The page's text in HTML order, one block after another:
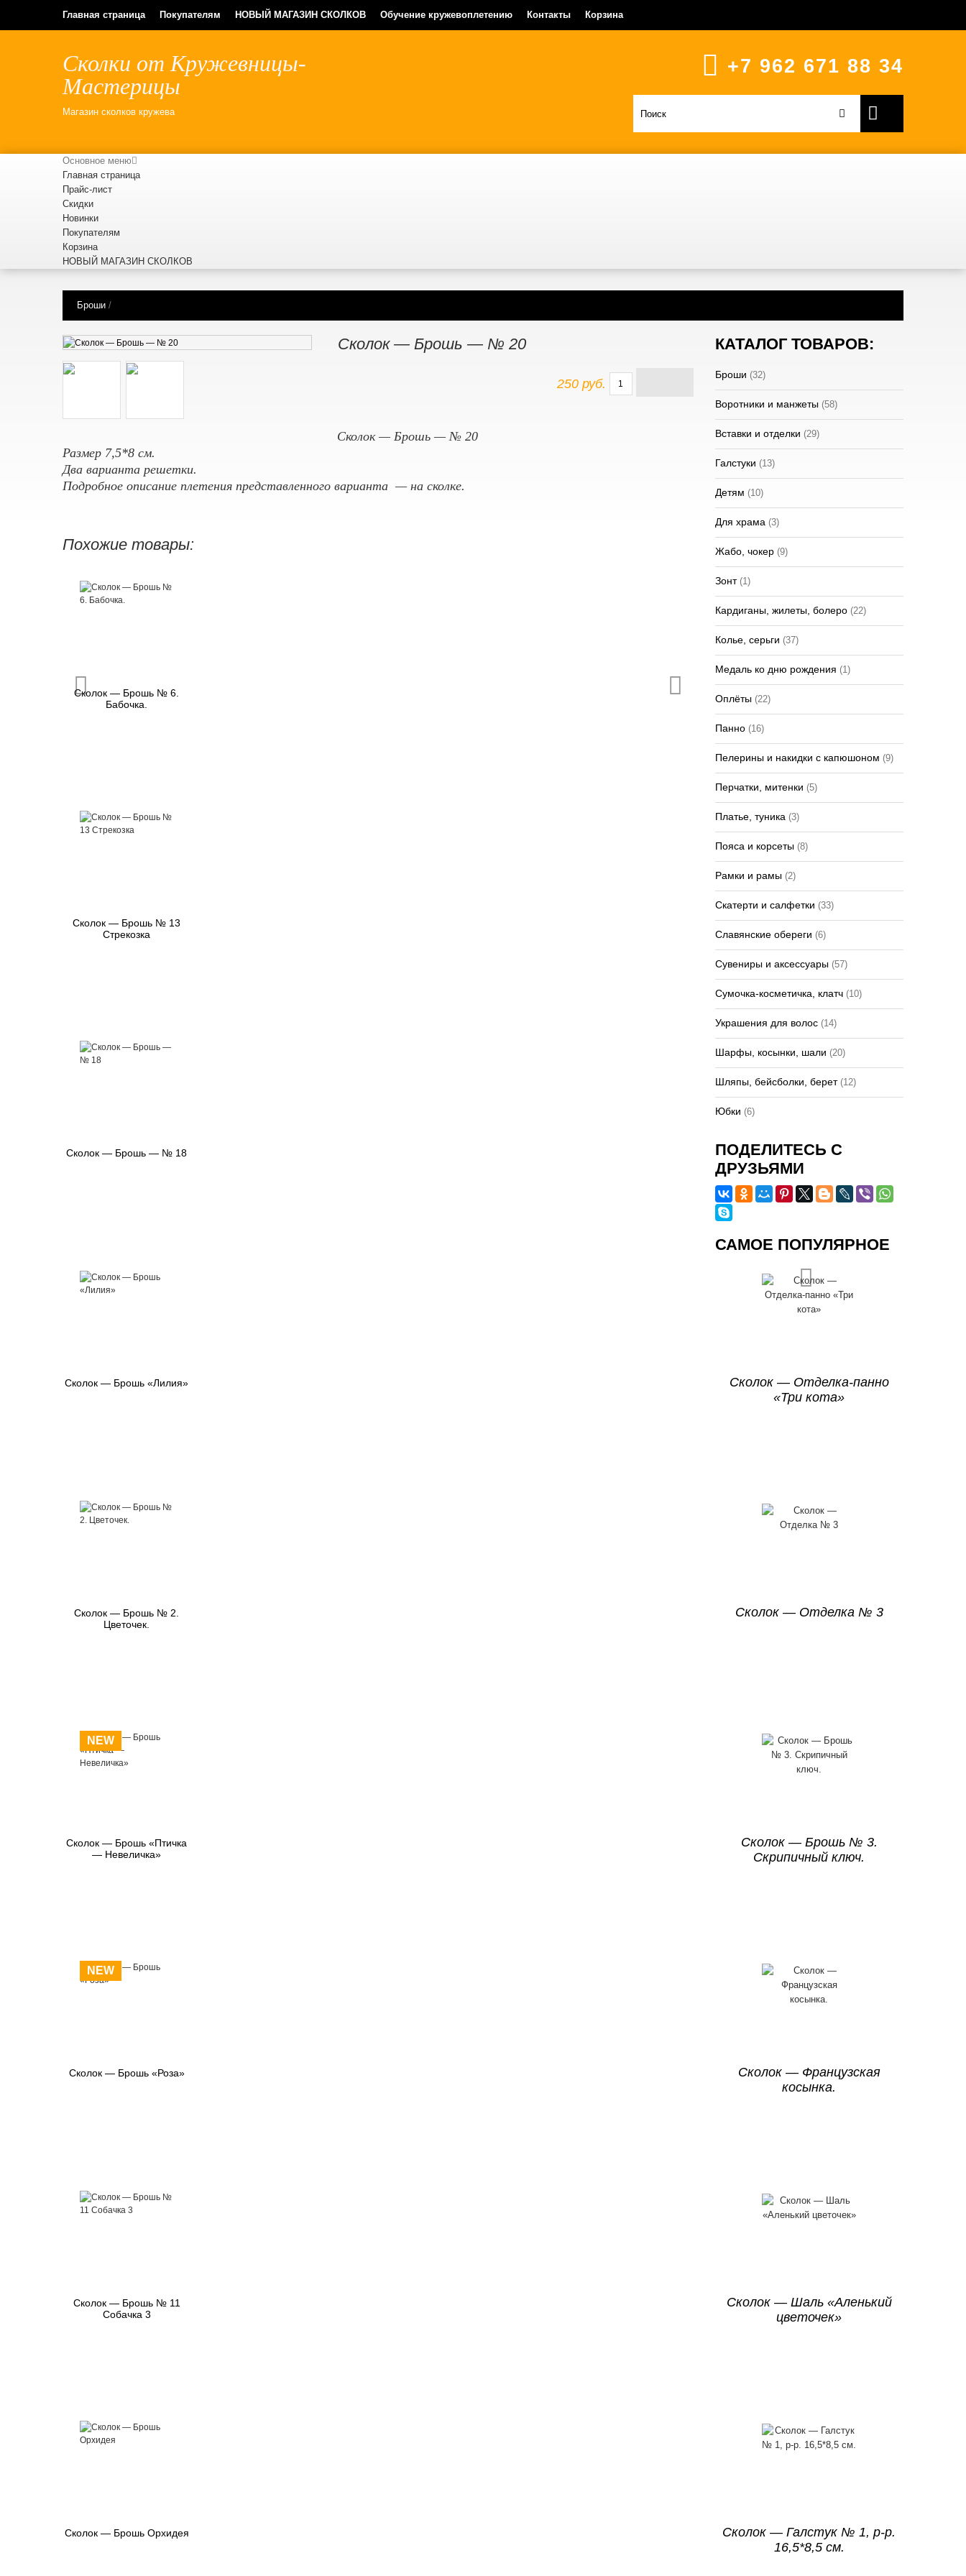
Главная страница Покупателям НОВЫЙ МАГАЗИН СКОЛКОВ Обучение кружевоплетению Контакты Корзина
Сколки от Кружевницы-
Мастерицы
Магазин сколков кружева
+7 962 671 88 34
Основное меню
Главная страница
Прайс-лист
Скидки
Новинки
Покупателям
Корзина
НОВЫЙ МАГАЗИН СКОЛКОВ
Броши /
Сколок — Брошь — № 20
250 руб.
Сколок — Брошь — № 20
Размер 7,5*8 см.
Два варианта решетки.
Подробное описание плетения представленного варианта — на сколке.
Похожие товары:
Сколок — Брошь № 6.
Бабочка.
Сколок — Брошь № 13
Стрекозка
Сколок — Брошь — № 18
Сколок — Брошь «Лилия»
Сколок — Брошь № 2.
Цветочек.
NEW
Сколок — Брошь «Птичка
— Невеличка»
NEW
Сколок — Брошь «Роза»
Сколок — Брошь № 11
Собачка 3
Сколок — Брошь Орхидея
КАТАЛОГ ТОВАРОВ:
Броши (32)
Воротники и манжеты(58)
Вставки и отделки (29)
Галстуки (13)
Детям (10)
Для храма(3)
Жабо, чокер(9)
Зонт(1)
Кардиганы, жилеты, болеро(22)
Колье, серьги (37)
Медаль ко дню рождения (1)
Оплёты(22)
Панно(16)
Пелерины и накидки с капюшоном (9)
Перчатки, митенки (5)
Платье, туника(3)
Пояса и корсеты(8)
Рамки и рамы(2)
Скатерти и салфетки (33)
Славянские обереги (6)
Сувениры и аксессуары(57)
Сумочка-косметичка, клатч(10)
Украшения для волос(14)
Шарфы, косынки, шали (20)
Шляпы, бейсболки, берет(12)
Юбки (6)
ПОДЕЛИТЕСЬ С
ДРУЗЬЯМИ
САМОЕ ПОПУЛЯРНОЕ
Сколок — Отделка-панно
«Три кота»
Сколок — Отделка № 3
Сколок — Брошь № 3.
Скрипичный ключ.
Сколок — Французская
косынка.
Сколок — Шаль «Аленький
цветочек»
Сколок — Галстук № 1, р-р.
16,5*8,5 см.